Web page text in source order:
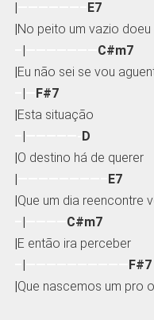
|
E7
|No peito um vazio doeu
|
C#m7
|Eu não sei se vou
|
F#7
|Esta situação
|
D
|O destino há de querer
|
E7
|Que um dia reencontre
|
C#m7
|E então ira perceber
|
F#7
|Que nascemos um pro